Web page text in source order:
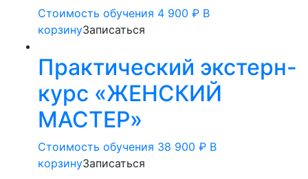
Стоимость обучения 4 900 ₽ В
корзинуЗаписаться
Практический экстерн-
курс «ЖЕНСКИЙ
МАСТЕР»
Стоимость обучения 38 900 ₽ В
корзинуЗаписаться